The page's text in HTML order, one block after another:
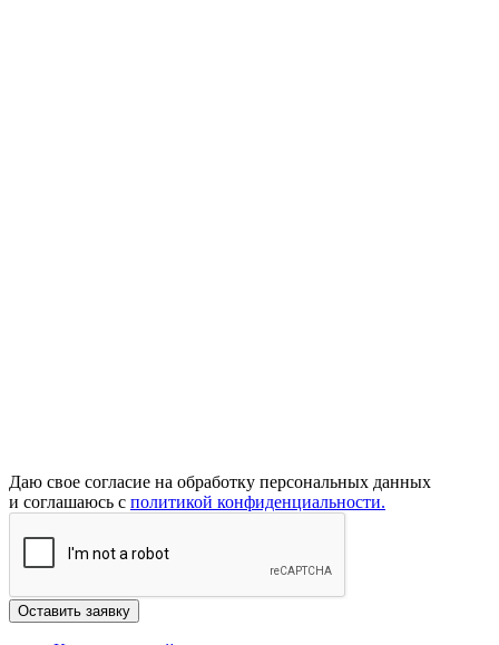
Даю свое согласие на обработку персональных данных
и соглашаюсь с политикой конфиденциальности.